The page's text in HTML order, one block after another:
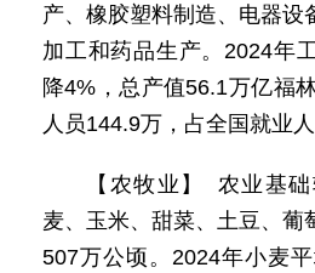
产、橡胶塑料制造、电器设
加工和药品生产。2024年
降4%，总产值56.1万亿福
人员144.9万，占全国就业
【农牧业】 农业基
麦、玉米、甜菜、土豆、葡
507万公顷。2024年小麦